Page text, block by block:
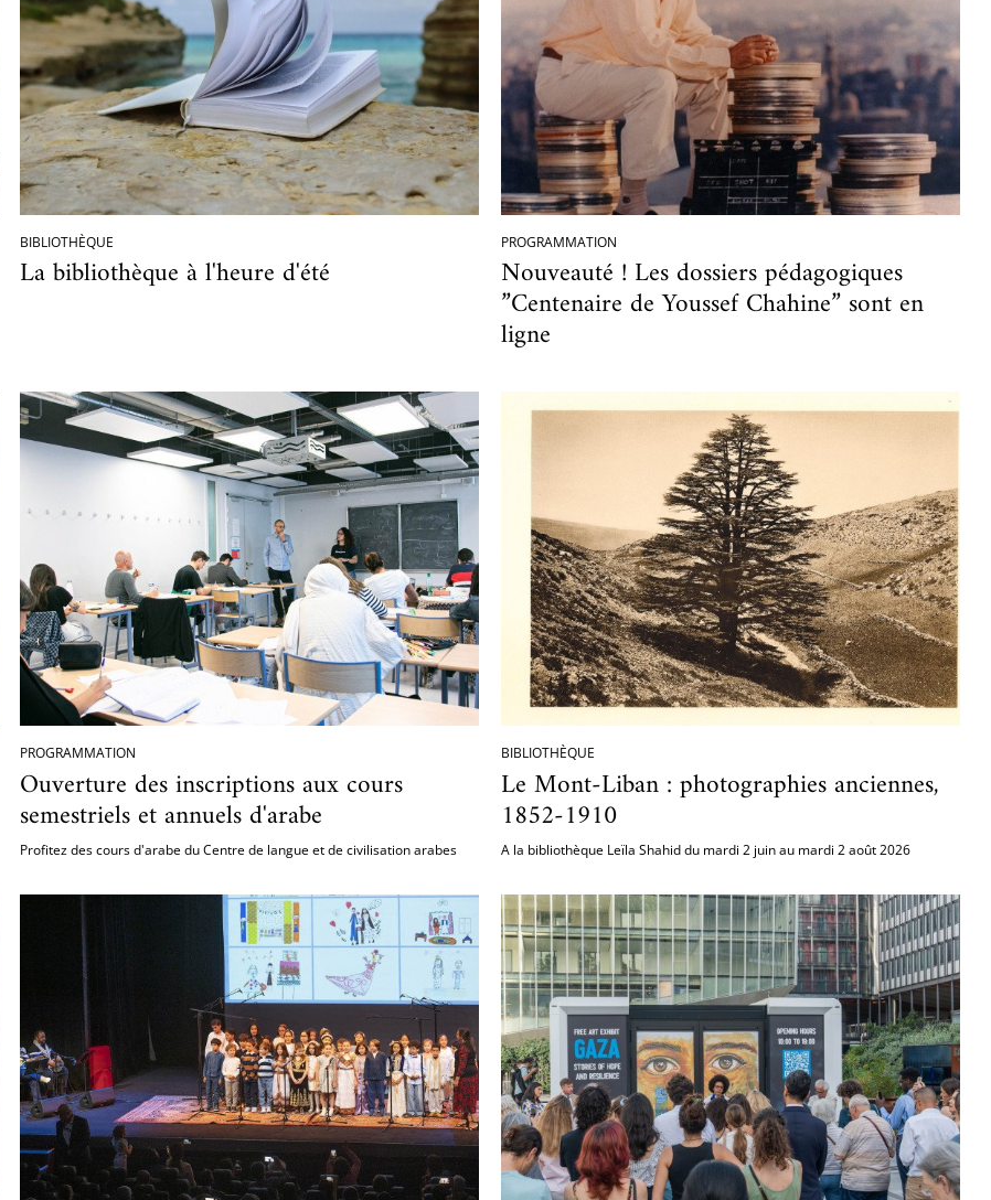
L’heure du conte
et de civilisation arabes
une exposition pédagogique itinérante / Host
educational travelling exhibition
BIBLIOTHÈQUE
La bibliothèque à l'heure d'été
PROGRAMMATION
Nouveauté ! Les dossiers pédagogiques
”Centenaire de Youssef Chahine” sont en
ligne
PROGRAMMATION
Ouverture des inscriptions aux cours
semestriels et annuels d'arabe
Profitez des cours d'arabe du Centre de langue et de civilisation arabes
BIBLIOTHÈQUE
Le Mont-Liban : photographies anciennes,
1852-1910
A la bibliothèque Leïla Shahid du mardi 2 juin au mardi 2 août 2026